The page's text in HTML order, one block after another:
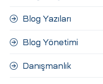
Blog Yazıları
Blog Yönetimi
Danışmanlık